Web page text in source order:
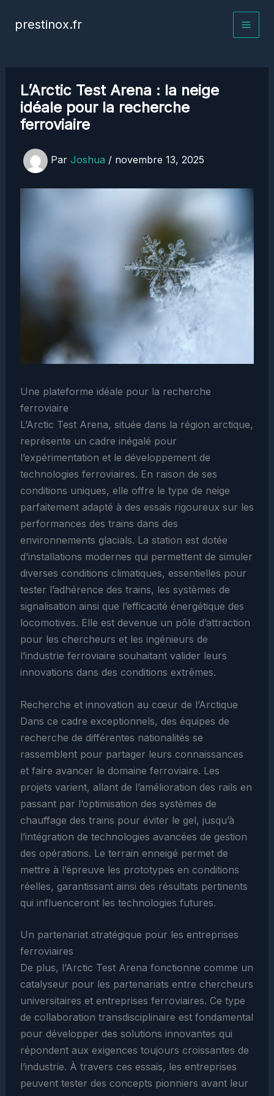
prestinox.fr
L’Arctic Test Arena : la neige
idéale pour la recherche
ferroviaire
Par Joshua / novembre 13, 2025
Une plateforme idéale pour la recherche
ferroviaire
L’Arctic Test Arena, située dans la région arctique,
représente un cadre inégalé pour
l’expérimentation et le développement de
technologies ferroviaires. En raison de ses
conditions uniques, elle offre le type de neige
parfaitement adapté à des essais rigoureux sur les
performances des trains dans des
environnements glacials. La station est dotée
d’installations modernes qui permettent de simuler
diverses conditions climatiques, essentielles pour
tester l’adhérence des trains, les systèmes de
signalisation ainsi que l’efficacité énergétique des
locomotives. Elle est devenue un pôle d’attraction
pour les chercheurs et les ingénieurs de
l’industrie ferroviaire souhaitant valider leurs
innovations dans des conditions extrêmes.
Recherche et innovation au cœur de l’Arctique
Dans ce cadre exceptionnels, des équipes de
recherche de différentes nationalités se
rassemblent pour partager leurs connaissances
et faire avancer le domaine ferroviaire. Les
projets varient, allant de l’amélioration des rails en
passant par l’optimisation des systèmes de
chauffage des trains pour éviter le gel, jusqu’à
l’intégration de technologies avancées de gestion
des opérations. Le terrain enneigé permet de
mettre à l’épreuve les prototypes en conditions
réelles, garantissant ainsi des résultats pertinents
qui influenceront les technologies futures.
Un partenariat stratégique pour les entreprises
ferroviaires
De plus, l’Arctic Test Arena fonctionne comme un
catalyseur pour les partenariats entre chercheurs
universitaires et entreprises ferroviaires. Ce type
de collaboration transdisciplinaire est fondamental
pour développer des solutions innovantes qui
répondent aux exigences toujours croissantes de
l’industrie. À travers ces essais, les entreprises
peuvent tester des concepts pionniers avant leur